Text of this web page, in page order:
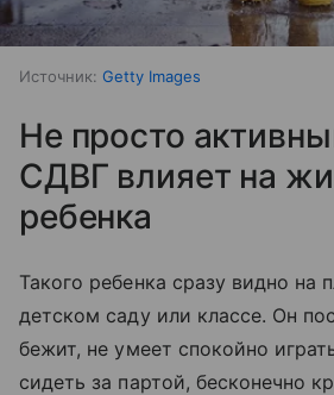
Источник: Getty Images
Не просто
СДВГ влияет на
ребенка
Такого ребенка сразу видно на
детском саду или классе. Он
бежит, не умеет спокойно
сидеть за партой, бесконечно